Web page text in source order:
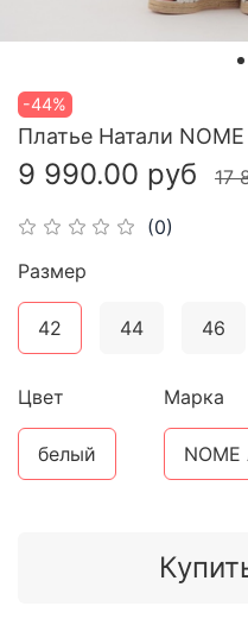
-44%
(0)
Платье Натали
9 990.00 руб 17
Размер
42 44 46
Цвет
белый
Марка